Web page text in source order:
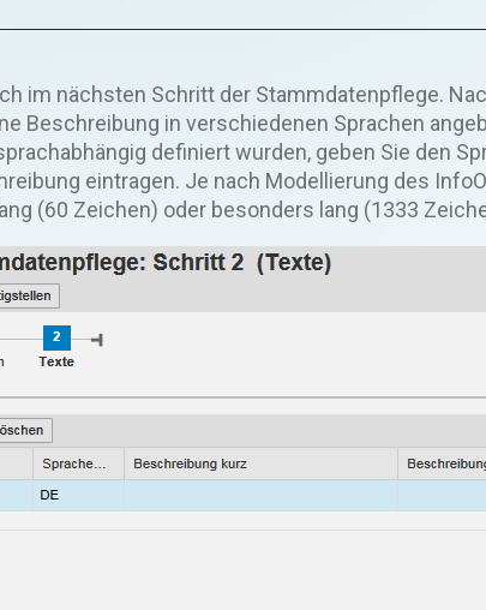
im nächsten Schritt der Stammdatenpflege.
Beschreibung in verschiedenen Sprachen
definiert wurden, geben Sie den
eintragen. Je nach Modellierung des
(60 Zeichen) oder besonders lang (1333